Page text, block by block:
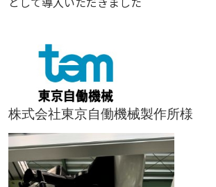
株式会社東京自働機械製作所様